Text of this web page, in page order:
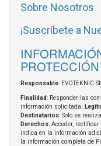
Sobre Nosotros
¡Suscríbete a
Responsable: EVOTEKNIC
Finalidad: Responder las
información solicitada;
Destinatarios: Solo se
Derechos: Acceder,
indica en la información
la información completa de